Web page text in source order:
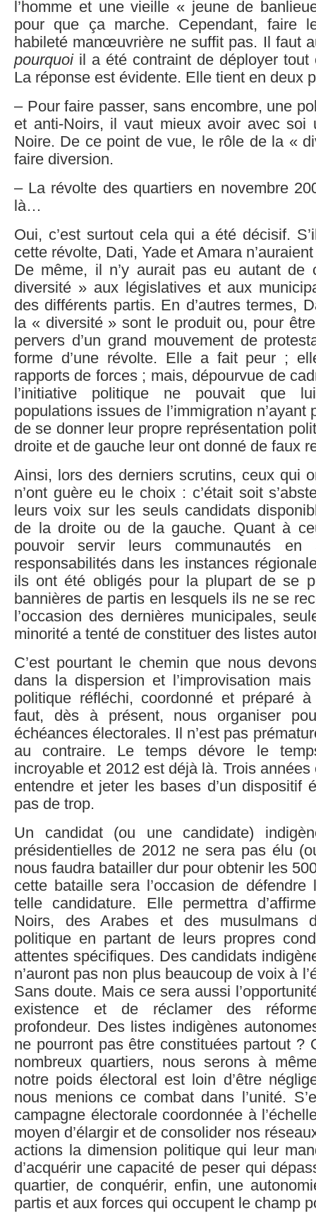
l’homme et une vieille « jeune de
pour que ça marche. Cependant, faire
habileté manœuvrière ne suffit pas. Il faut
pourquoiil a été contraint de déployer tout
La réponse est évidente. Elle tient en deux
– Pour faire passer, sans encombre, une
et anti-Noirs, il vaut mieux avoir avec soi
Noire. De ce point de vue, le rôle de la «
faire diversion.
– La révolte des quartiers en novembre
là…
Oui, c’est surtout cela qui a été décisif.
cette révolte, Dati, Yade et Amara
De même, il n’y aurait pas eu autant de
diversité » aux législatives et aux
des différents partis. En d’autres termes,
la « diversité » sont le produit ou, pour
pervers d’un grand mouvement de
forme d’une révolte. Elle a fait peur ;
rapports de forces ; mais, dépourvue de
l’initiative politique ne pouvait que
populations issues de l’immigration n’ayant
de se donner leur propre représentation
droite et de gauche leur ont donné de faux
Ainsi, lors des derniers scrutins, ceux qui
n’ont guère eu le choix : c’était soit
leurs voix sur les seuls candidats
de la droite ou de la gauche. Quant à
pouvoir servir leurs communautés en
responsabilités dans les instances
ils ont été obligés pour la plupart de se
bannières de partis en lesquels ils ne se
l’occasion des dernières municipales,
minorité a tenté de constituer des listes
C’est pourtant le chemin que nous
dans la dispersion et l’improvisation
politique réfléchi, coordonné et préparé
faut, dès à présent, nous organiser
échéances électorales. Il n’est pas
au contraire. Le temps dévore le
incroyable et 2012 est déjà là. Trois
entendre et jeter les bases d’un dispositif
pas de trop.
Un candidat (ou une candidate)
présidentielles de 2012 ne sera pas élu
nous faudra batailler dur pour obtenir les
cette bataille sera l’occasion de défendre
telle candidature. Elle permettra
Noirs, des Arabes et des musulmans
politique en partant de leurs propres
attentes spécifiques. Des candidats
n’auront pas non plus beaucoup de voix à
Sans doute. Mais ce sera aussi
existence et de réclamer des
profondeur. Des listes indigènes
ne pourront pas être constituées partout ?
nombreux quartiers, nous serons à
notre poids électoral est loin d’être
nous menions ce combat dans l’unité.
campagne électorale coordonnée à
moyen d’élargir et de consolider nos
actions la dimension politique qui leur
d’acquérir une capacité de peser qui
quartier, de conquérir, enfin, une
partis et aux forces qui occupent le champ